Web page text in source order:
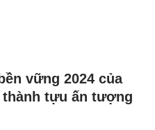
vững 2024 của
thành tựu ấn tượng